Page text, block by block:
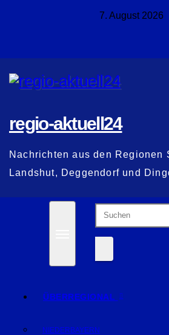
7. August 2026
regio-aktuell24
Nachrichten aus den Regionen
Landshut, Deggendorf und
ÜBERREGIONAL
NIEDERBAYERN